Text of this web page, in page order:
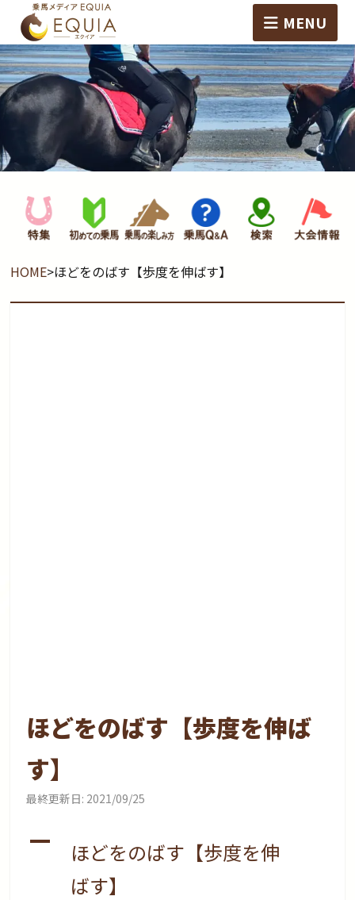
MENU
HOME>ほどをのばす【歩度を伸ばす】
ほどをのばす【歩度を伸ば
す】
最終更新日: 2021/09/25
A
ほどをのばす【歩度を伸
ばす】